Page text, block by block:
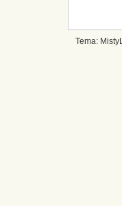
Tema: